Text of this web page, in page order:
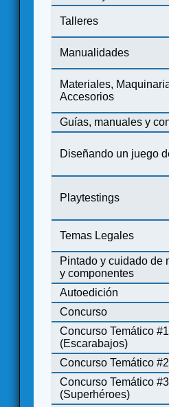
Talleres
Manualidades
Materiales,
Accesorios
Guías, manuales y
Diseñando un juego
Playtestings
Temas Legales
Pintado y cuidado de
y componentes
Autoedición
Concurso
Concurso Temático #1
(Escarabajos)
Concurso Temático
Concurso Temático #3
(Superhéroes)